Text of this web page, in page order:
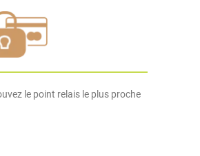
le point relais le plus proche